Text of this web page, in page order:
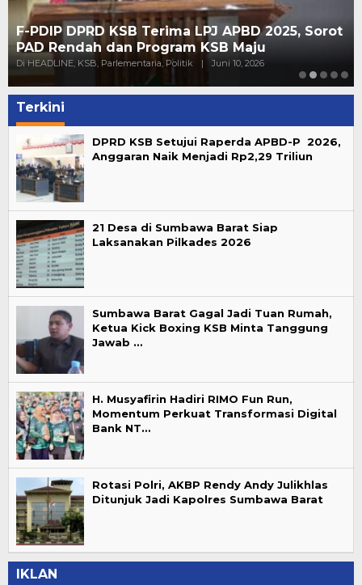
F-PDIP DPRD KSB Terima LPJ APBD 2025, Sorot
PAD Rendah dan Program KSB Maju
Di HEADLINE, KSB, Parlementaria, Politik | Juni 10, 2026
Terkini
DPRD KSB Setujui Raperda APBD-P 2026,
Anggaran Naik Menjadi Rp2,29 Triliun
21 Desa di Sumbawa Barat Siap
Laksanakan Pilkades 2026
Sumbawa Barat Gagal Jadi Tuan Rumah,
Ketua Kick Boxing KSB Minta Tanggung
Jawab …
H. Musyafirin Hadiri RIMO Fun Run,
Momentum Perkuat Transformasi Digital
Bank NT…
Rotasi Polri, AKBP Rendy Andy Julikhlas
Ditunjuk Jadi Kapolres Sumbawa Barat
IKLAN